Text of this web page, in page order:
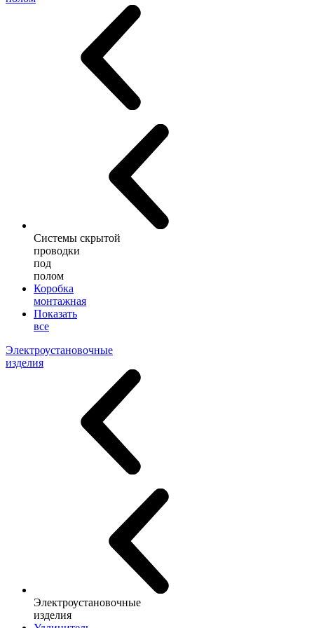
Системы скрытой
проводки
под
полом
Коробка
монтажная
Показать
все
Электроустановочные
изделия
Электроустановочные
изделия